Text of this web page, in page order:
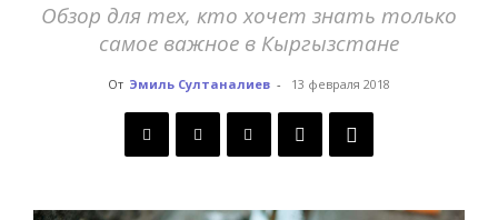
Обзор для тех, кто хочет знать только
самое важное в Кыргызстане
От Эмиль Султаналиев - 13 февраля 2018